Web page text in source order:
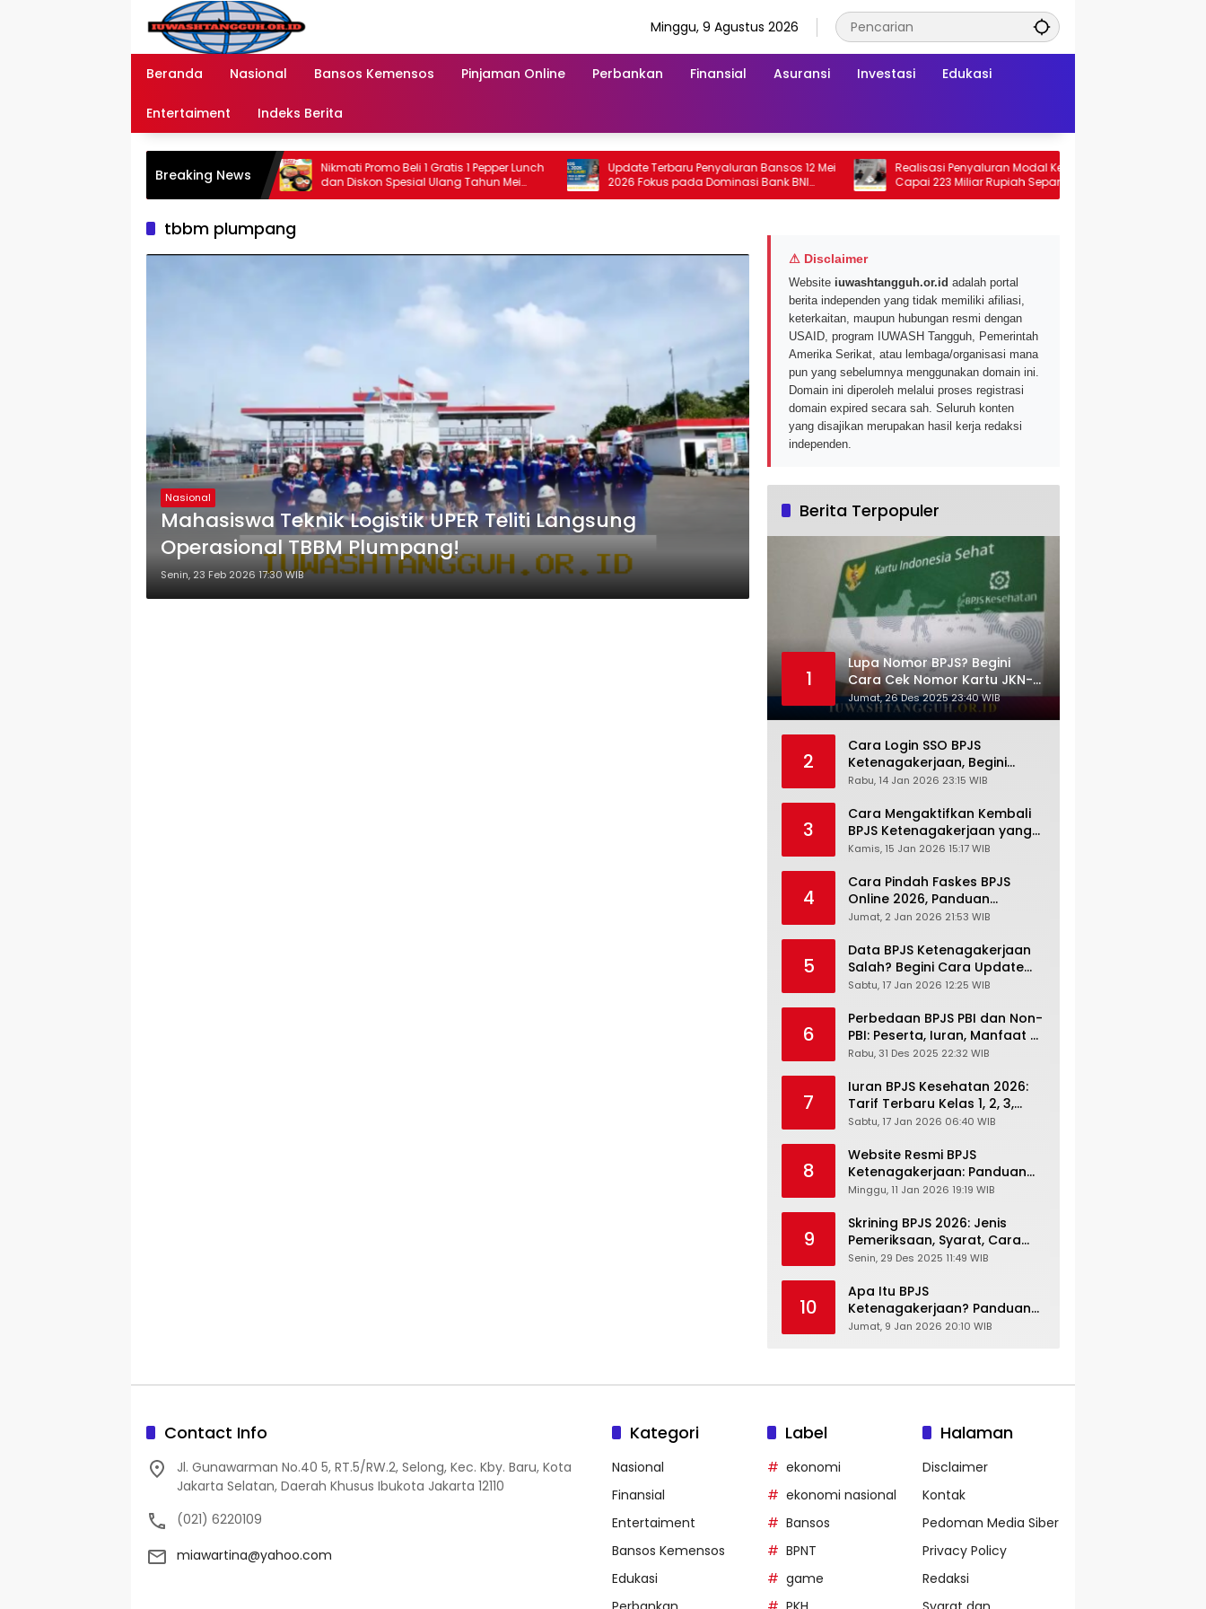
Minggu, 9 Agustus 2026
Beranda Nasional Bansos Kemensos Pinjaman Online Perbankan Finansial Asuransi Investasi Edukasi
Entertaiment Indeks Berita
Breaking News
Bansos Tahap 2 di 2026
Bank BRI dan BNI Jangkau
Nikmati Promo Beli 1 Gratis 1 Pepper Lunch
dan Diskon Spesial Ulang Tahun Mei
2026
Update Terbaru Penyaluran Bansos 12 Mei
2026 Fokus pada Dominasi Bank BNI
serta Struk BRI
Realisasi Penyaluran Modal Kerja CNAF
Capai 223 Miliar Rupiah Sepanjang Maret
2026 Ini
tbbm plumpang
Nasional
Mahasiswa Teknik Logistik UPER Teliti Langsung
Operasional TBBM Plumpang!
Senin, 23 Feb 2026 17:30 WIB
⚠ Disclaimer
Website iuwashtangguh.or.id adalah portal
berita independen yang tidak memiliki afiliasi,
keterkaitan, maupun hubungan resmi dengan
USAID, program IUWASH Tangguh, Pemerintah
Amerika Serikat, atau lembaga/organisasi mana
pun yang sebelumnya menggunakan domain ini.
Domain ini diperoleh melalui proses registrasi
domain expired secara sah. Seluruh konten
yang disajikan merupakan hasil kerja redaksi
independen.
Berita Terpopuler
1
Lupa Nomor BPJS? Begini
Cara Cek Nomor Kartu JKN-
KIS dengan NIK KTP
Jumat, 26 Des 2025 23:40 WIB
2
Cara Login SSO BPJS
Ketenagakerjaan, Begini
Tutorial Lengkap dan
Rabu, 14 Jan 2026 23:15 WIB
3
Cara Mengaktifkan Kembali
BPJS Ketenagakerjaan yang
Nonaktif, Begini Panduan
Kamis, 15 Jan 2026 15:17 WIB
4
Cara Pindah Faskes BPJS
Online 2026, Panduan
Lengkap via Mobile JKN,
Cabang
Jumat, 2 Jan 2026 21:53 WIB
5
Data BPJS Ketenagakerjaan
Salah? Begini Cara Update
Rekening, Alamat, HP di JMO
Sabtu, 17 Jan 2026 12:25 WIB
6
Perbedaan BPJS PBI dan Non-
PBI: Peserta, Iuran, Manfaat &
Masa Berlaku Terbaru 2026
Rabu, 31 Des 2025 22:32 WIB
7
Iuran BPJS Kesehatan 2026:
Tarif Terbaru Kelas 1, 2, 3,
Cara Bayar, Denda &
JKN-KIS
Sabtu, 17 Jan 2026 06:40 WIB
8
Website Resmi BPJS
Ketenagakerjaan: Panduan
Lengkap Akses dan Fitur
Minggu, 11 Jan 2026 19:19 WIB
9
Skrining BPJS 2026: Jenis
Pemeriksaan, Syarat, Cara
Daftar & Cek Riwayat
Senin, 29 Des 2025 11:49 WIB
10
Apa Itu BPJS
Ketenagakerjaan? Panduan
Lengkap untuk Pekerja dan
Jumat, 9 Jan 2026 20:10 WIB
Contact Info
Jl. Gunawarman No.40 5, RT.5/RW.2, Selong, Kec. Kby. Baru, Kota
Jakarta Selatan, Daerah Khusus Ibukota Jakarta 12110
(021) 6220109
miawartina@yahoo.com
Kategori
Nasional
Finansial
Entertaiment
Bansos Kemensos
Edukasi
Label
ekonomi
ekonomi nasional
Bansos
BPNT
game
Halaman
Disclaimer
Kontak
Pedoman Media Siber
Privacy Policy
Redaksi